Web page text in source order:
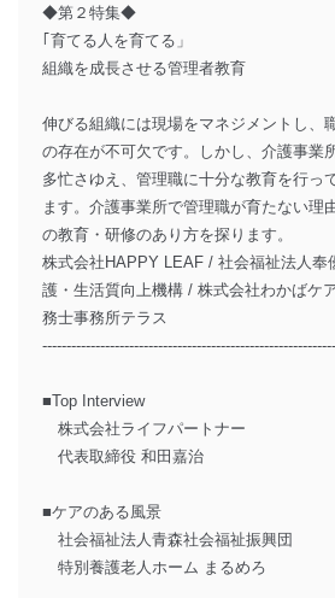
◆第２特集◆
｢育てる人を育てる」
組織を成長させる管理者教育
伸びる組織には現場をマネジメントし、
の存在が不可欠です。しかし、介護事業
多忙さゆえ、管理職に十分な教育を行っ
ます。介護事業所で管理職が育たない理
の教育・研修のあり方を探ります。
株式会社HAPPY LEAF / 社会福祉法人奉
護・生活質向上機構 / 株式会社わかばケ
務士事務所テラス
-------------------------------------------------------------
■Top Interview
株式会社ライフパートナー
代表取締役 和田嘉治
■ケアのある風景
社会福祉法人青森社会福祉振興団
特別養護老人ホーム まるめろ